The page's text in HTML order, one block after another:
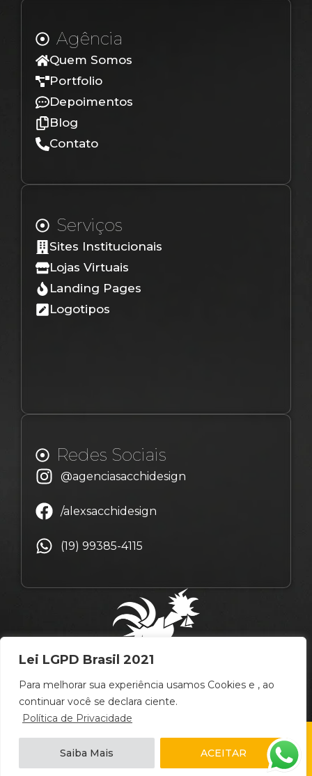
Lei LGPD Brasil 2021
Para melhorar sua experiência usamos Cookies e , ao
continuar você se declara ciente.
Política de Privacidade
Saiba Mais ACEITAR
Agência
Quem Somos
Portfolio
Depoimentos
Blog
Contato
Serviços
Sites Institucionais
Lojas Virtuais
Landing Pages
Logotipos
Redes Sociais
@agenciasacchidesign
/alexsacchidesign
(19) 99385-4115
© Copyright Alex Sacchi Design – 2009 ~ 2026 –
Campinas
/Brasil